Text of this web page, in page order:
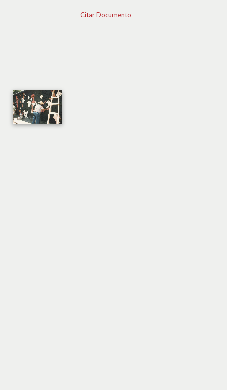
Citar Documento